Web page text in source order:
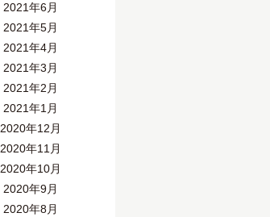
2021年6月
2021年5月
2021年4月
2021年3月
2021年2月
2021年1月
2020年12月
2020年11月
2020年10月
2020年9月
2020年8月